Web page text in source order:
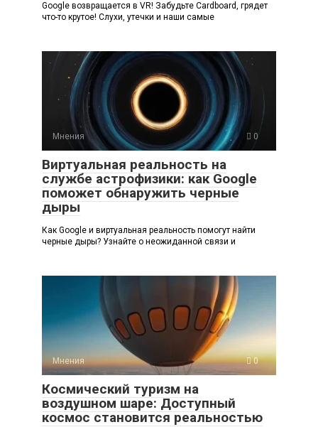
Google возвращается в VR! Забудьте Cardboard, грядет
что-то крутое! Слухи, утечки и наши самые
Мнения 0
Виртуальная реальность на
службе астрофизики: как Google
поможет обнаружить черные
дыры
Как Google и виртуальная реальность помогут найти
черные дыры? Узнайте о неожиданной связи и
Мнения 0
Космический туризм на
воздушном шаре: Доступный
космос становится реальностью